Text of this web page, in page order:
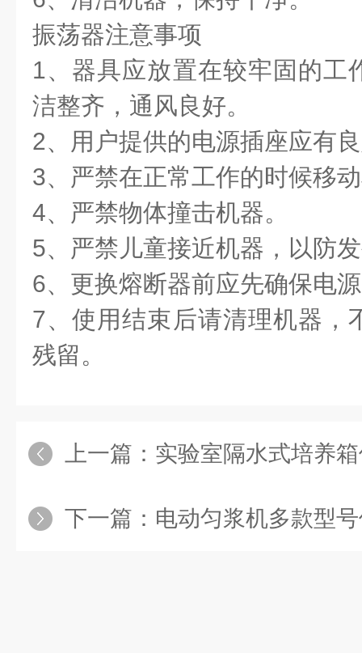
振荡器注意事项
1、器具应放置在较牢固的工
洁整齐，通风良好。
2、用户提供的电源插座应有
3、严禁在正常工作的时候移
4、严禁物体撞击机器。
5、严禁儿童接近机器，以防
6、更换熔断器前应先确保电
7、使用结束后请清理机器，
残留。
上一篇： 实验室隔水式培养
下一篇： 电动匀浆机多款型